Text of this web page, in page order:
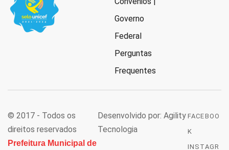
Governo
Federal
Perguntas
Frequentes
© 2017 - Todos os
direitos reservados
Prefeitura Municipal de
Desenvolvido por: Agility
Tecnologia
FACEBOO
K
INSTAGR